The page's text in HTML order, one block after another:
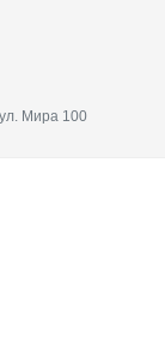
Мира 100